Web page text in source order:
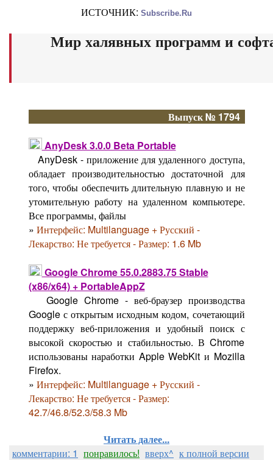
ИСТОЧНИК: Subscribe.Ru
Мир халявных программ и
Выпуск № 1794
AnyDesk 3.0.0 Beta Portable
AnyDesk - приложение для удаленного доступа,
обладает производительностью достаточной для
того, чтобы обеспечить длительную плавную и не
утомительную работу на удаленном компьютере.
Все программы, файлы
» Интерфейс: Multilanguage + Русский -
Лекарство: Не требуется - Размер: 1.6 Mb
Google Chrome 55.0.2883.75 Stable
(x86/x64) + PortableAppZ
Google Chrome - веб-браузер производства
Google с открытым исходным кодом, сочетающий
поддержку веб-приложения и удобный поиск с
высокой скоростью и стабильностью. В Chrome
использованы наработки Apple WebKit и Mozilla
Firefox.
» Интерфейс: Multilanguage + Русский -
Лекарство: Не требуется - Размер:
42.7/46.8/52.3/58.3 Mb
Читать далее...
комментарии: 1 понравилось! вверх^ к полной версии